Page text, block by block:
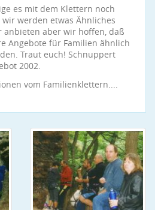
es mit dem Klettern noch
werden etwas Ähnliches
anbieten aber wir hoffen, daß
Angebote für Familien ähnlich
Traut euch! Schnuppert
2002.
vom Familienklettern....